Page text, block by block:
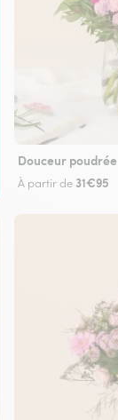
Douceur poudrée
À partir de 31€95